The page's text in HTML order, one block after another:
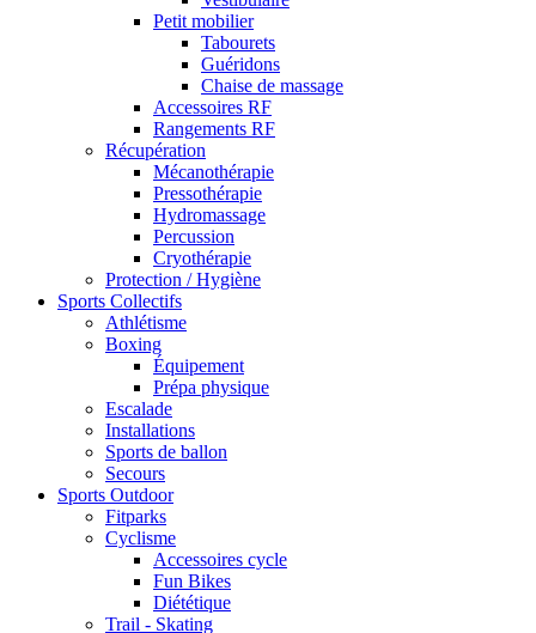
Petit mobilier
Tabourets
Guéridons
Chaise de massage
Accessoires RF
Rangements RF
Récupération
Mécanothérapie
Pressothérapie
Hydromassage
Percussion
Cryothérapie
Protection / Hygiène
Sports Collectifs
Athlétisme
Boxing
Équipement
Prépa physique
Escalade
Installations
Sports de ballon
Secours
Sports Outdoor
Fitparks
Cyclisme
Accessoires cycle
Fun Bikes
Diététique
Trail - Skating